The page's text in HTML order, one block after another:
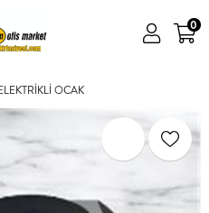
0
OCAK